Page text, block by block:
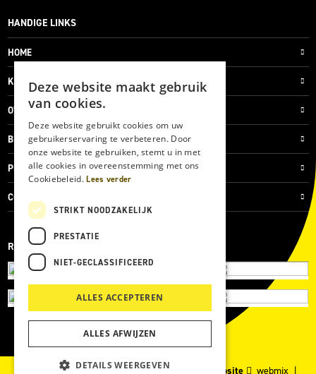
HANDIGE LINKS
HOME
KLANTENSERVICE
OVER ONS
BLOG
PRIVACYVERKLARING
COOKIES
REVIEWMERK
© 2026 Kärcher Store Blankers |Maatwerk website webmix |
Deze website maakt gebruik
van cookies.
Deze website gebruikt cookies om uw
gebruikerservaring te verbeteren. Door
onze website te gebruiken, stemt u in met
alle cookies in overeenstemming met ons
Cookiebeleid.Lees verder
STRIKT NOODZAKELIJK
PRESTATIE
NIET-GECLASSIFICEERD
ALLES ACCEPTEREN
ALLES AFWIJZEN
DETAILS WEERGEVEN